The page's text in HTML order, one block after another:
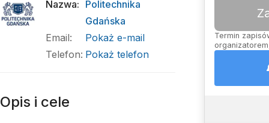
Termin
Nazwa: Politechnika
Gdańska
Email:
Pokaż e-mail
Telefon: Pokaż telefon
Opis i cele